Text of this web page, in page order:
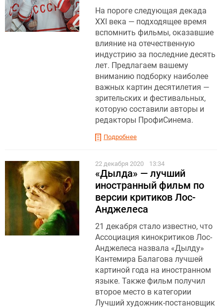
На пороге следующая декада
XXI века — подходящее время
вспомнить фильмы, оказавшие
влияние на отечественную
индустрию за последние десять
лет. Предлагаем вашему
вниманию подборку наиболее
важных картин десятилетия —
зрительских и фестивальных,
которую составили авторы и
редакторы ПрофиСинема.
Подробнее
22 декабря 2020 13:34
«Дылда» — лучший
иностранный фильм по
версии критиков Лос-
Анджелеса
21 декабря стало известно, что
Ассоциация кинокритиков Лос-
Анджелеса назвала «Дылду»
Кантемира Балагова лучшей
картиной года на иностранном
языке. Также фильм получил
второе место в категории
Лучший художник-постановщик